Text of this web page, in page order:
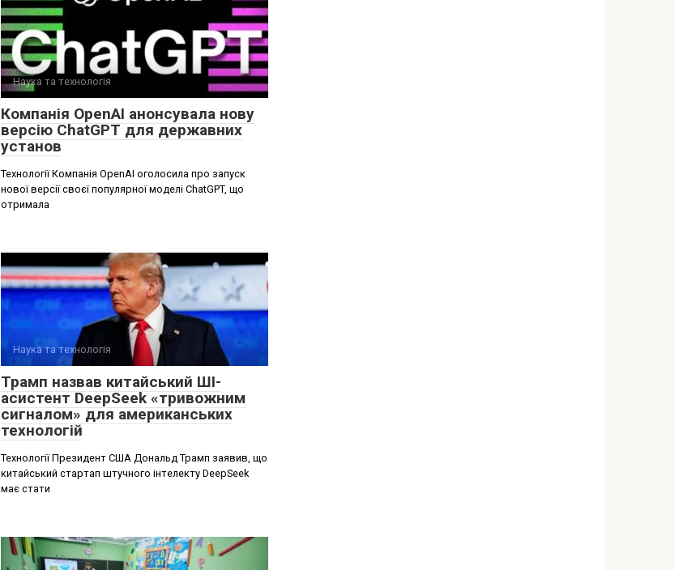
Наука та технологія
Компанія OpenAI анонсувала нову
версію ChatGPT для державних
установ
Технології Компанія OpenAI оголосила про запуск
нової версії своєї популярної моделі ChatGPT, що
отримала
Наука та технологія
Трамп назвав китайський ШІ-
асистент DeepSeek «тривожним
сигналом» для американських
технологій
Технології Президент США Дональд Трамп заявив, що
китайський стартап штучного інтелекту DeepSeek
має стати